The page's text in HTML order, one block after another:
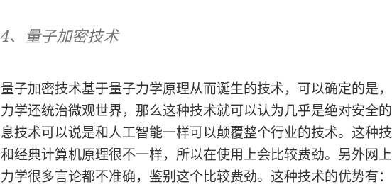
4、量子加密技术
量子加密技术基于量子力学原理从而诞生的技术，可以确定的是
力学还统治微观世界，那么这种技术就可以认为几乎是绝对安全
息技术可以说是和人工智能一样可以颠覆整个行业的技术。这种
和经典计算机原理很不一样，所以在使用上会比较费劲。另外网
力学很多言论都不准确，鉴别这个比较费劲。这种技术的优势有：